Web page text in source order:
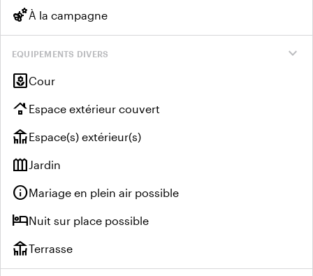
emoji_natureÀ la campagne
expand_more
EQUIPEMENTS DIVERS
yardCour
roofingEspace extérieur couvert
deckEspace(s) extérieur(s)
outdoor_gardenJardin
infoMariage en plein air possible
hotelNuit sur place possible
deckTerrasse